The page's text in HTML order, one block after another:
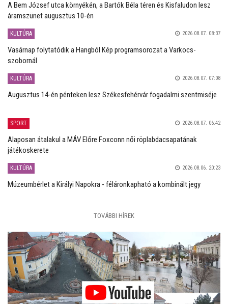
A Bem József utca környékén, a Bartók Béla téren és Kisfaludon lesz
áramszünet augusztus 10-én
KULTÚRA 2026.08.07. 08:37
Vasárnap folytatódik a Hangból Kép programsorozat a Varkocs-
szobornál
KULTÚRA 2026.08.07. 07:08
Augusztus 14-én pénteken lesz Székesfehérvár fogadalmi szentmiséje
SPORT 2026.08.07. 06:42
Alaposan átalakul a MÁV Előre Foxconn női röplabdacsapatának
játékoskerete
KULTÚRA 2026.08.06. 20:23
Múzeumbérlet a Királyi Napokra - féláronkapható a kombinált jegy
TOVÁBBI HÍREK